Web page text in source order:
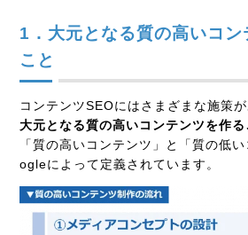
1．大元となる質の高いコン
こと
コンテンツSEOにはさまざまな施策が
大元となる質の高いコンテンツを作る
「質の高いコンテンツ」と「質の低
ogleによって定義されています。